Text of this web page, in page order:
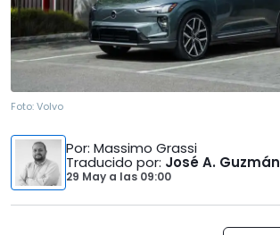
Foto:Volvo
Por: Massimo Grassi
Traducido por: José A. Guzmán
29 May a las 09:00